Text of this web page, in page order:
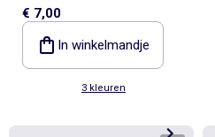
€ 7,00
In winkelmandje
3 kleuren